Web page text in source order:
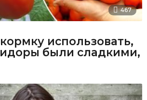
467
использовать,
были сладкими,